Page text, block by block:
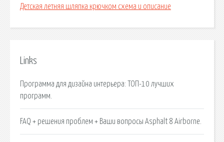
Детская летняя шляпка крючком схема и описание
Links
Программа для дизайна интерьера: ТОП-10 лучших
программ.
FAQ + решения проблем + Ваши вопросы Asphalt 8 Airborne.